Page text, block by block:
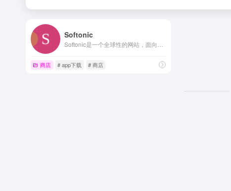
Softonic
商店 # app下载 # 商店